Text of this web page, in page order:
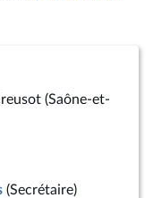
(Saône-et-
(Secrétaire)